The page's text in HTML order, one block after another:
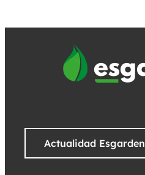
Actualidad Esgarden